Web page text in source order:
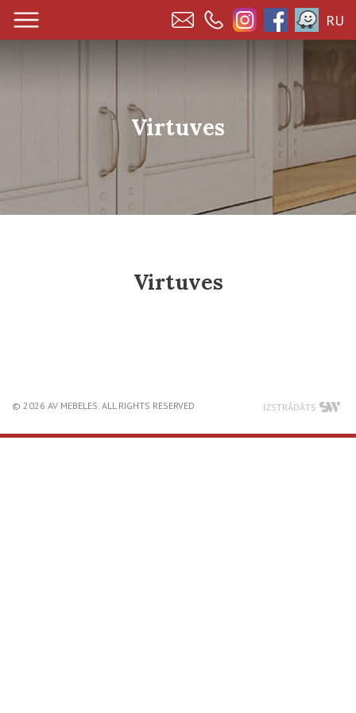
RU
Virtuves
Virtuves
© 2026 AV MEBELES. ALL RIGHTS RESERVED IZSTRĀDĀTS